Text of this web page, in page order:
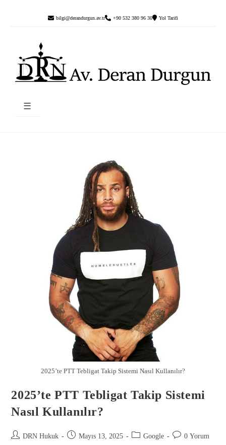
bilgi@derandurgun.av.tr +90 532 380 96 30 Yol Tarifi
☰
2025’te PTT Tebligat Takip Sistemi Nasıl Kullanılır?
2025’te PTT Tebligat Takip Sistemi
Nasıl Kullanılır?
DRN Hukuk Mayıs 13, 2025 Google 0 Yorum